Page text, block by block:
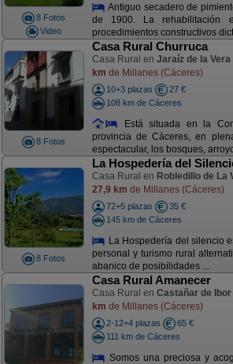
8 Fotos
Video
Antiguo secadero de
de 1900. La rehabilitación
procedimientos constructivos
8 Fotos
Casa Rural Churruca
Casa Rural en Jaraíz de la Vera
km de Millanes (Cáceres)
10+3 plazas
27 €
108 km de Cáceres
Está situada en la
provincia de Cáceres, en
espectacular, los bosques,
8 Fotos
La Hospedería del
Casa Rural en Robledillo de La
27,9 km de Millanes (Cáceres)
72+5 plazas
35 €
145 km de Cáceres
La Hospedería del silencio
personal y turismo rural
abanico de posibilidades ...
Casa Rural Amanecer
Casa Rural en Castañar de Ibor
km de Millanes (Cáceres)
2-12+4 plazas
65 €
111 km de Cáceres
Somos una preciosa y